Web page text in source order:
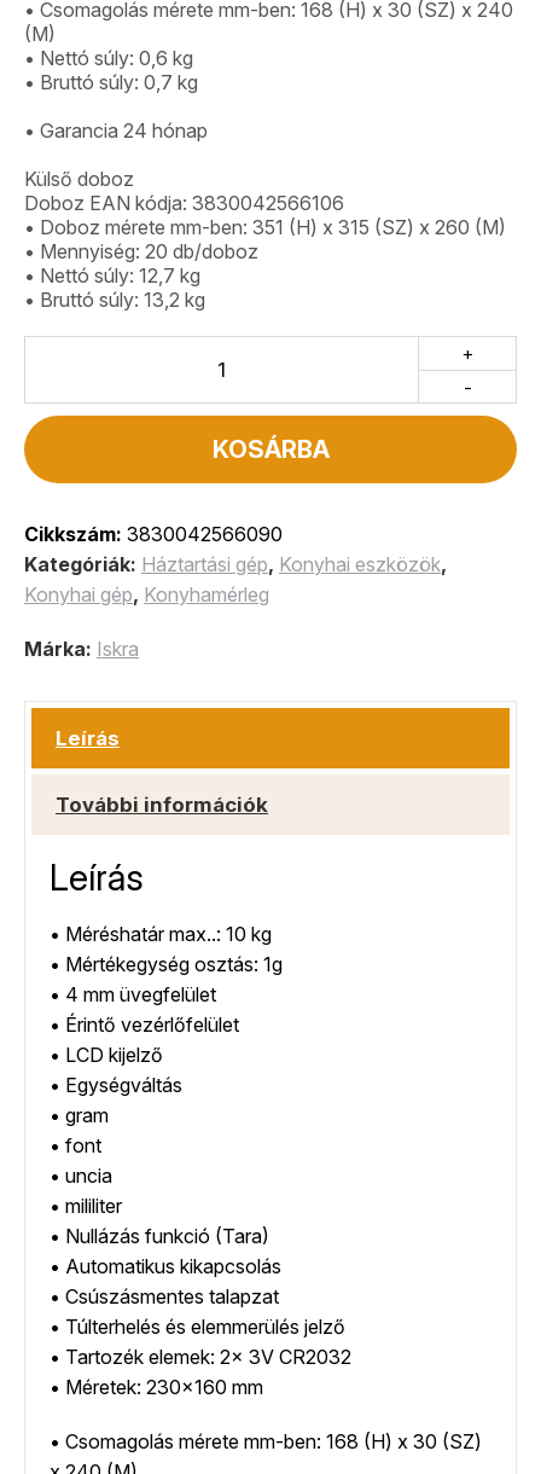
• Csomagolás mérete mm-ben: 168 (H) x 30 (SZ) x 240
(M)
• Nettó súly: 0,6 kg
• Bruttó súly: 0,7 kg
• Garancia 24 hónap
Külső doboz
Doboz EAN kódja: 3830042566106
• Doboz mérete mm-ben: 351 (H) x 315 (SZ) x 260 (M)
• Mennyiség: 20 db/doboz
• Nettó súly: 12,7 kg
• Bruttó súly: 13,2 kg
-
+
KOSÁRBA
Cikkszám: 3830042566090
Kategóriák: Háztartási gép, Konyhai eszközök,
Konyhai gép, Konyhamérleg
Márka: Iskra
Leírás
További információk
Leírás
• Méréshatár max..: 10 kg
• Mértékegység osztás: 1g
• 4 mm üvegfelület
• Érintő vezérlőfelület
• LCD kijelző
• Egységváltás
• gram
• font
• uncia
• mililiter
• Nullázás funkció (Tara)
• Automatikus kikapcsolás
• Csúszásmentes talapzat
• Túlterhelés és elemmerülés jelző
• Tartozék elemek: 2x 3V CR2032
• Méretek: 230×160 mm
• Csomagolás mérete mm-ben: 168 (H) x 30 (SZ)